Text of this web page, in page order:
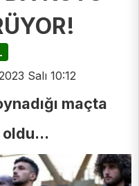
Salı 10:12
maçta
oldu...